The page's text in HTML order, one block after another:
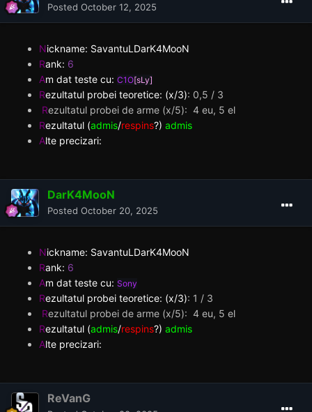
Posted October 12, 2025
Nickname: SavantuLDarK4MooN
Rank: 6
Am dat teste cu: C1O[sLy]
Rezultatul probei teoretice: (x/3): 0,5 / 3
Rezultatul probei de arme (x/5): 4 eu, 5 el
Rezultatul (admis/respins?) admis
Alte precizari:
DarK4MooN
Posted October 20, 2025
Nickname: SavantuLDarK4MooN
Rank: 6
Am dat teste cu: Sony
Rezultatul probei teoretice: (x/3): 1 / 3
Rezultatul probei de arme (x/5): 4 eu, 5 el
Rezultatul (admis/respins?) admis
Alte precizari:
ReVanG